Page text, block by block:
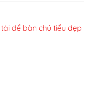
để bàn chú tiểu đẹp